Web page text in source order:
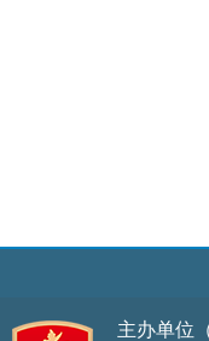
主办单位